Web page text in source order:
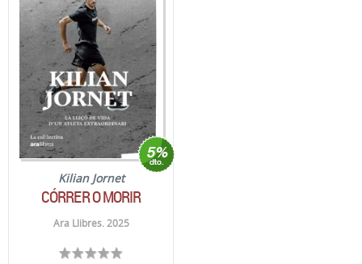
Kilian Jornet
CÓRRER O MORIR
Ara Llibres. 2025